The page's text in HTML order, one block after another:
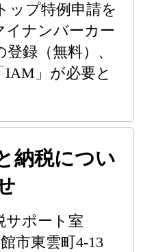
プ特例申請を
イナンバーカー
録（無料）、
」が必要と
納税につい
ポート室
市東雲町4-13